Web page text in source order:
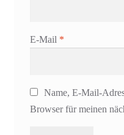
E-Mail *
Name, E-Mail-
Browser für meinen